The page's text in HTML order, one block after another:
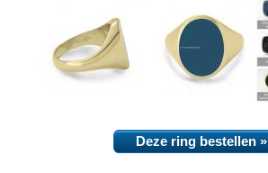
Deze ring bestellen »